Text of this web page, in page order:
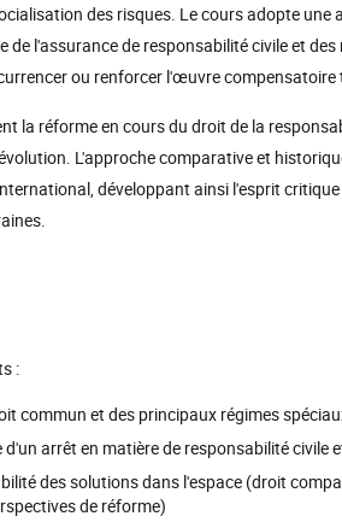
des risques. Le cours adopte
de l'assurance de responsabilité civile et
ou renforcer l'œuvre compensatoire
la réforme en cours du droit de la
L'approche comparative et
développant ainsi l'esprit
:
commun et des principaux régimes
arrêt en matière de responsabilité civile
des solutions dans l'espace (droit
de réforme)